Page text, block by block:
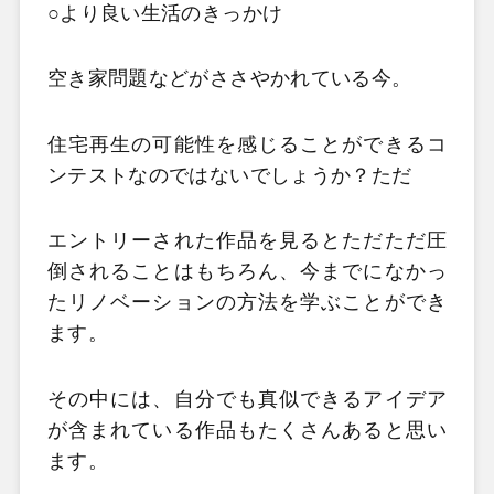
○より良い生活のきっかけ
空き家問題などがささやかれている今。
住宅再生の可能性を感じることができるコ
ンテストなのではないでしょうか？ただ
エントリーされた作品を見るとただただ圧
倒されることはもちろん、今までになかっ
たリノベーションの方法を学ぶことができ
ます。
その中には、自分でも真似できるアイデア
が含まれている作品もたくさんあると思い
ます。